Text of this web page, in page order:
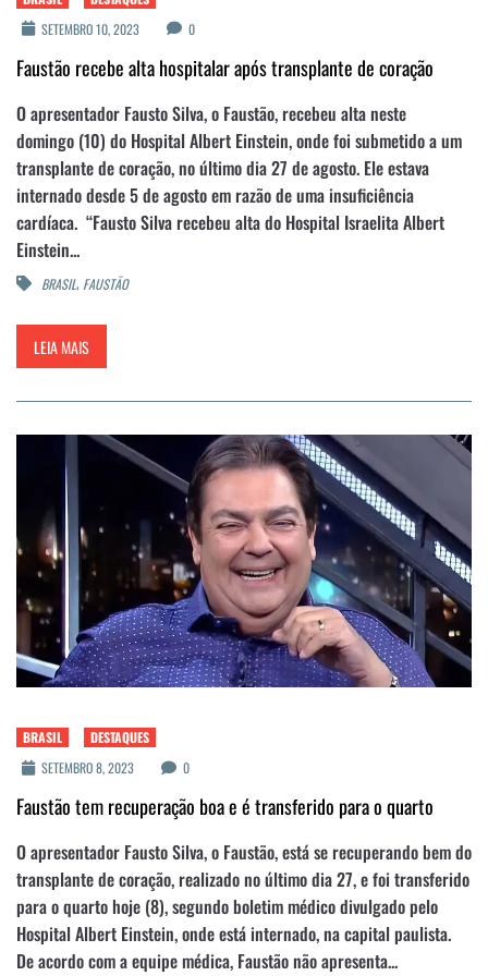
SETEMBRO 10, 2023
0
Faustão recebe alta hospitalar após transplante de coração
O apresentador Fausto Silva, o Faustão, recebeu alta neste
domingo (10) do Hospital Albert Einstein, onde foi submetido a um
transplante de coração, no último dia 27 de agosto. Ele estava
internado desde 5 de agosto em razão de uma insuficiência
cardíaca. “Fausto Silva recebeu alta do Hospital Israelita Albert
Einstein...
BRASIL, FAUSTÃO
LEIA MAIS
BRASIL
DESTAQUES
SETEMBRO 8, 2023
0
Faustão tem recuperação boa e é transferido para o quarto
O apresentador Fausto Silva, o Faustão, está se recuperando bem do
transplante de coração, realizado no último dia 27, e foi transferido
para o quarto hoje (8), segundo boletim médico divulgado pelo
Hospital Albert Einstein, onde está internado, na capital paulista.
De acordo com a equipe médica, Faustão não apresenta...